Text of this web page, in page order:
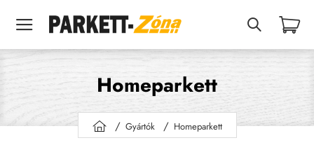
Homeparkett
h
Gyártók Homeparkett